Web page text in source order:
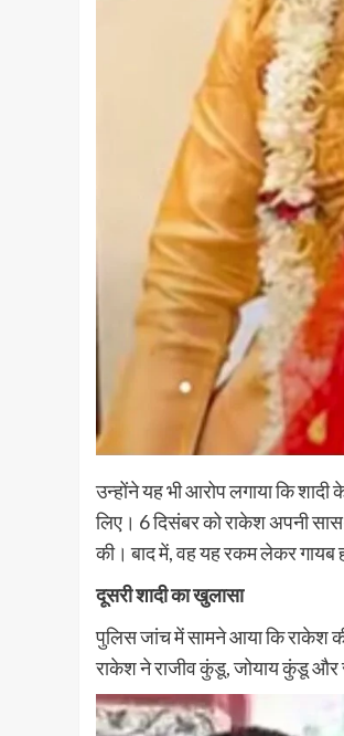
उन्होंने यह भी आरोप लगाया कि
लिए। 6 दिसंबर को राकेश अपनी
की। बाद में, वह यह रकम लेकर गायब
दूसरी शादी का खुलासा
पुलिस जांच में सामने आया कि राकेश
राकेश ने राजीव कुंडू, जोयाय कुंडू